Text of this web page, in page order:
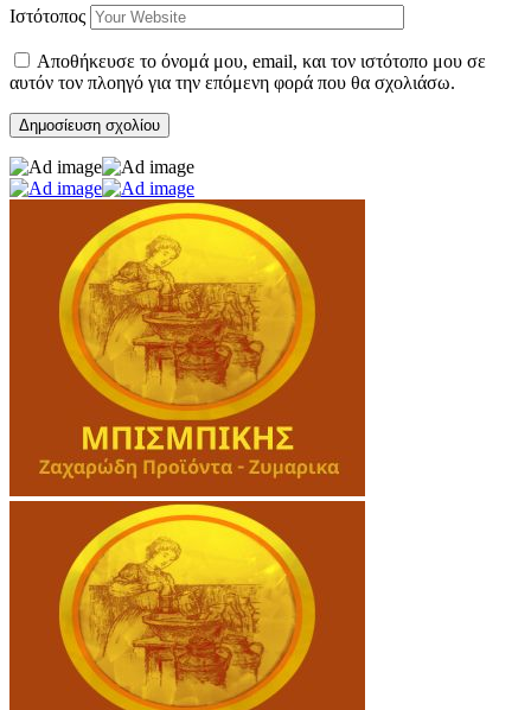
Ιστότοπος
Αποθήκευσε το όνομά μου, email, και τον ιστότοπο μου σε
αυτόν τον πλοηγό για την επόμενη φορά που θα σχολιάσω.